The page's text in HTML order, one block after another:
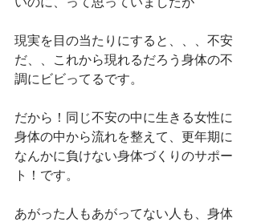
現実を目の当たりにすると、、、不安
だ、、これから現れるだろう身体の不
調にビビってるです。
だから！同じ不安の中に生きる女性に
身体の中から流れを整えて、更年期に
なんかに負けない身体づくりのサポー
ト！です。
あがった人もあがってない人も、身体